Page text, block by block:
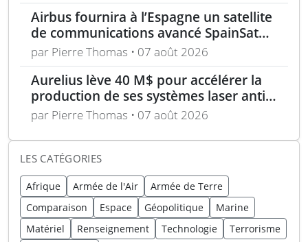
Airbus fournira à l’Espagne un satellite
de communications avancé SpainSat
NG-III
par Pierre Thomas • 07 août 2026
Aurelius lève 40 M$ pour accélérer la
production de ses systèmes laser anti-
drones
par Pierre Thomas • 07 août 2026
LES CATÉGORIES
Afrique Armée de l'Air
Armée de Terre
Comparaison
Espace Géopolitique
Marine
Matériel
Renseignement Technologie
Terrorisme